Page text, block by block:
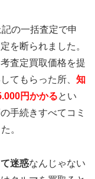
の一括査定で申
を断られました。
査定買取価格を提
てもらった所、 知
円かかるとい
手続きすべてコミ
。
迷惑なんじゃない